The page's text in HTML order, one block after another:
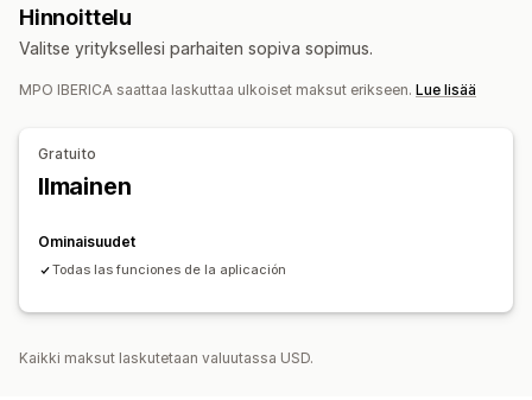
Asiakasilmoitukset
Auto-sync Varaston muutokset
Varastoilmoitukset
Hinnoittelu
Valitse yrityksellesi parhaiten sopiva sopimus.
MPO IBERICA saattaa laskuttaa ulkoiset maksut erikseen. Lue lisää
Gratuito
Ilmainen
Ominaisuudet
Todas las funciones de la aplicación
Kaikki maksut laskutetaan valuutassa USD.